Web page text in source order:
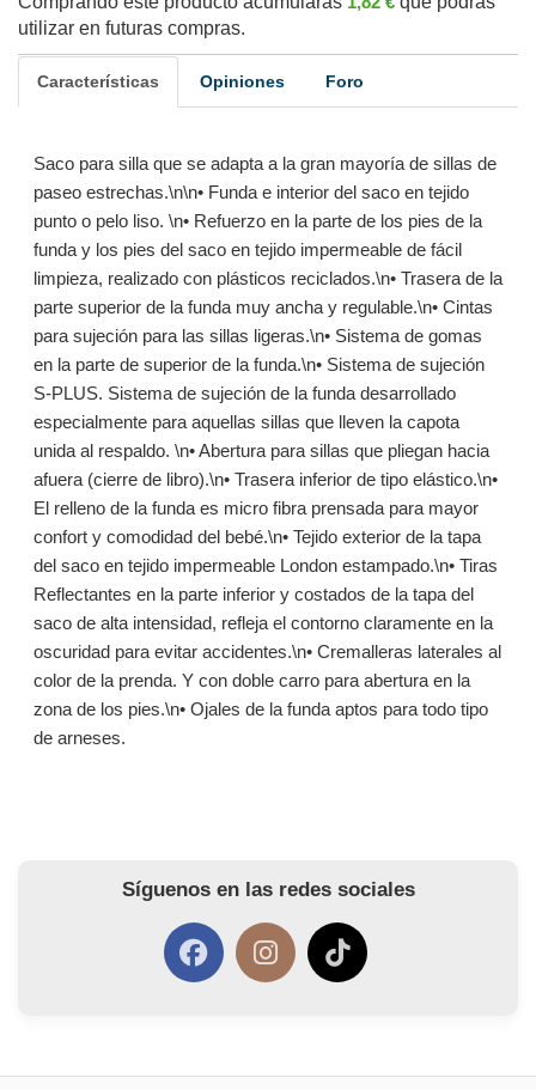
utilizar en futuras compras.
Características Opiniones Foro
Saco para silla que se adapta a la gran mayoría de sillas de
paseo estrechas.\n\n• Funda e interior del saco en tejido
punto o pelo liso. \n• Refuerzo en la parte de los pies de la
funda y los pies del saco en tejido impermeable de fácil
limpieza, realizado con plásticos reciclados.\n• Trasera de la
parte superior de la funda muy ancha y regulable.\n• Cintas
para sujeción para las sillas ligeras.\n• Sistema de gomas
en la parte de superior de la funda.\n• Sistema de sujeción
S-PLUS. Sistema de sujeción de la funda desarrollado
especialmente para aquellas sillas que lleven la capota
unida al respaldo. \n• Abertura para sillas que pliegan hacia
afuera (cierre de libro).\n• Trasera inferior de tipo elástico.\n•
El relleno de la funda es micro fibra prensada para mayor
confort y comodidad del bebé.\n• Tejido exterior de la tapa
del saco en tejido impermeable London estampado.\n• Tiras
Reflectantes en la parte inferior y costados de la tapa del
saco de alta intensidad, refleja el contorno claramente en la
oscuridad para evitar accidentes.\n• Cremalleras laterales al
color de la prenda. Y con doble carro para abertura en la
zona de los pies.\n• Ojales de la funda aptos para todo tipo
de arneses.
Síguenos en las redes sociales